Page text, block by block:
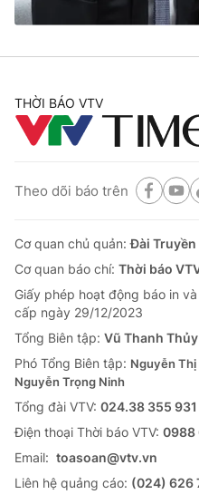
Thị trường 24h
VTV4
VTV9
THỜI BÁO VTV
Theo dõi báo trên
Cơ quan chủ quản:Đài Truyền
Cơ quan báo chí:Thời báo
Giấy phép hoạt động báo in
THỜI BÁO VTV
Theo dõi báo trên
Cơ quan chủ quản:Đài Truyền
Cơ quan báo chí: Thời báo
Giấy phép hoạt động báo in
cấp ngày 29/12/2023
Tổng Biên tập: Vũ Thanh Thủy
Phó Tổng Biên tập: Nguyễn Thị
Nguyễn Trọng Ninh
Tổng đài VTV: 024.38 355
Ðiện thoại Thời báo VTV: 0988
Email: toasoan@vtv.vn
Liên hệ quảng cáo: (024) 626